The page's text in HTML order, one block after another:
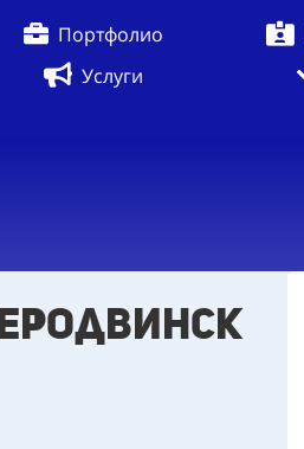
Портфолио
Услуги